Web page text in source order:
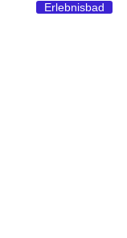
Erlebnisbad